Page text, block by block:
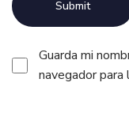
Guarda mi
navegador